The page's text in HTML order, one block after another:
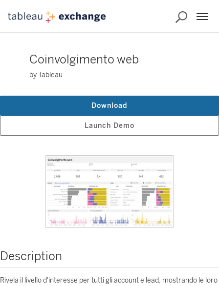
Coinvolgimento web
by Tableau
Launch Demo
Download
Description
Rivela il livello d'interesse per tutti gli account e lead, mostrando le loro